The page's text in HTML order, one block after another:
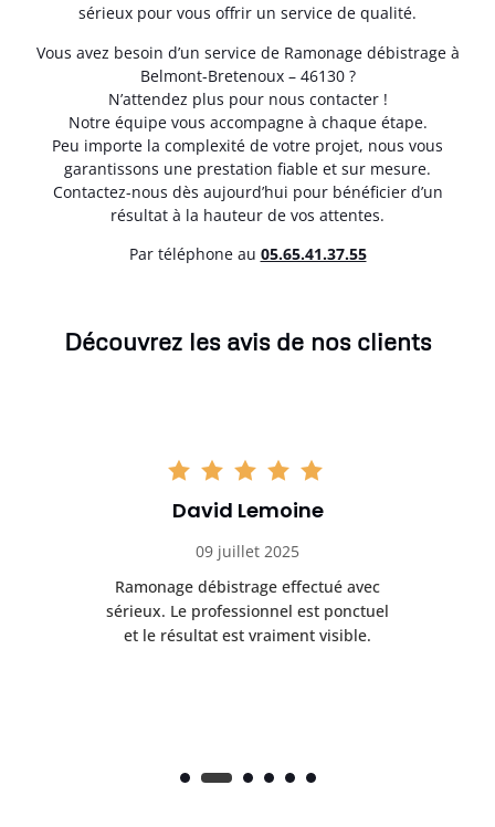
sérieux pour vous offrir un service de qualité.
Vous avez besoin d’un service de Ramonage débistrage à
Belmont-Bretenoux – 46130 ?
N’attendez plus pour nous contacter !
Notre équipe vous accompagne à chaque étape.
Peu importe la complexité de votre projet, nous vous
garantissons une prestation fiable et sur mesure.
Contactez-nous dès aujourd’hui pour bénéficier d’un
résultat à la hauteur de vos attentes.
Par téléphone au 05.65.41.37.55
Découvrez les avis de nos clients
David Lemoine
09 juillet 2025
Ramonage débistrage effectué avec
sérieux. Le professionnel est ponctuel
et le résultat est vraiment visible.